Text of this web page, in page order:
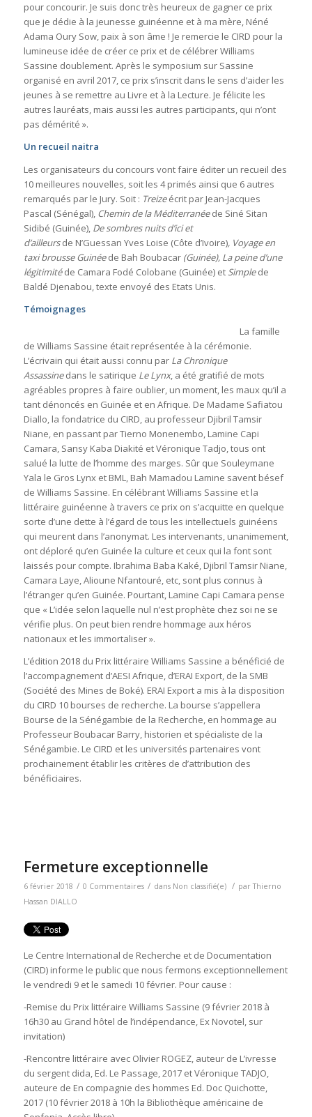
pour concourir. Je suis donc très heureux de gagner ce prix
que je dédie à la jeunesse guinéenne et à ma mère, Néné
Adama Oury Sow, paix à son âme ! Je remercie le CIRD pour la
lumineuse idée de créer ce prix et de célébrer Williams
Sassine doublement. Après le symposium sur Sassine
organisé en avril 2017, ce prix s’inscrit dans le sens d’aider les
jeunes à se remettre au Livre et à la Lecture. Je félicite les
autres lauréats, mais aussi les autres participants, qui n’ont
pas démérité ».
Un recueil naitra
Les organisateurs du concours vont faire éditer un recueil des
10 meilleures nouvelles, soit les 4 primés ainsi que 6 autres
remarqués par le Jury. Soit : Treizeécrit par Jean-Jacques
Pascal (Sénégal), Chemin de la Méditerranéede Siné Sitan
Sidibé (Guinée), De sombres nuits d’ici et
d’ailleursde N’Guessan Yves Loise (Côte d’Ivoire), Voyage en
taxi brousse Guinéede Bah Boubacar(Guinée), La peine d’une
légitimitéde Camara Fodé Colobane (Guinée) et Simplede
Baldé Djenabou, texte envoyé des Etats Unis.
Témoignages
La famille
de Williams Sassine était représentée à la cérémonie.
L’écrivain qui était aussi connu par La Chronique
Assassinedans le satirique Le Lynx, a été gratifié de mots
agréables propres à faire oublier, un moment, les maux qu’il a
tant dénoncés en Guinée et en Afrique. De Madame Safiatou
Diallo, la fondatrice du CIRD, au professeur Djibril Tamsir
Niane, en passant par Tierno Monenembo, Lamine Capi
Camara, Sansy Kaba Diakité et Véronique Tadjo, tous ont
salué la lutte de l’homme des marges. Sûr que Souleymane
Yala le Gros Lynx et BML, Bah Mamadou Lamine savent bésef
de Williams Sassine. En célébrant Williams Sassine et la
littéraire guinéenne à travers ce prix on s’acquitte en quelque
sorte d’une dette à l’égard de tous les intellectuels guinéens
qui meurent dans l’anonymat. Les intervenants, unanimement,
ont déploré qu’en Guinée la culture et ceux qui la font sont
laissés pour compte. Ibrahima Baba Kaké, Djibril Tamsir Niane,
Camara Laye, Alioune Nfantouré, etc, sont plus connus à
l’étranger qu’en Guinée. Pourtant, Lamine Capi Camara pense
que « L’idée selon laquelle nul n’est prophète chez soi ne se
vérifie plus. On peut bien rendre hommage aux héros
nationaux et les immortaliser ».
L’édition 2018 du Prix littéraire Williams Sassine a bénéficié de
l’accompagnement d’AESI Afrique, d’ERAI Export, de la SMB
(Société des Mines de Boké). ERAI Export a mis à la disposition
du CIRD 10 bourses de recherche. La bourse s’appellera
Bourse de la Sénégambie de la Recherche, en hommage au
Professeur Boubacar Barry, historien et spécialiste de la
Sénégambie. Le CIRD et les universités partenaires vont
prochainement établir les critères de d’attribution des
bénéficiaires.
Fermeture exceptionnelle
6 février 2018 / 0 Commentaires / dans Non classifié(e) / parThierno
Hassan DIALLO
Le Centre International de Recherche et de Documentation
(CIRD) informe le public que nous fermons exceptionnellement
le vendredi 9 et le samedi 10 février. Pour cause :
-Remise du Prix littéraire Williams Sassine (9 février 2018 à
16h30 au Grand hôtel de l’indépendance, Ex Novotel, sur
invitation)
-Rencontre littéraire avec Olivier ROGEZ, auteur de L’ivresse
du sergent dida, Ed. Le Passage, 2017 et Véronique TADJO,
auteure de En compagnie des hommes Ed. Doc Quichotte,
2017 (10 février 2018 à 10h la Bibliothèque américaine de